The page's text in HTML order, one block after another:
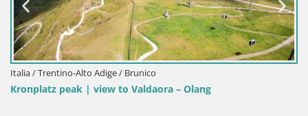
Italia / Trentino-Alto Adige / Brunico
Plan de Corones | Vetta | 2275m